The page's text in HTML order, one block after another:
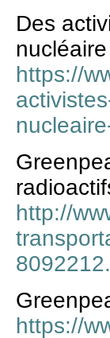
Des
https://
http://
https://